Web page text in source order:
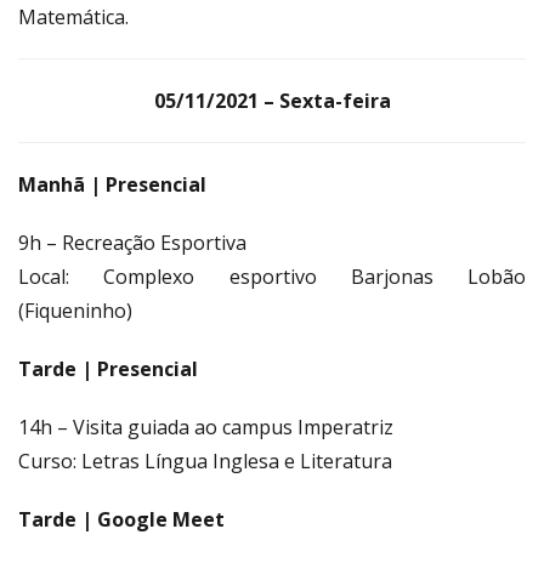
Matemática.
05/11/2021 – Sexta-feira
Manhã | Presencial
9h – Recreação Esportiva
Local: Complexo esportivo Barjonas Lobão
(Fiqueninho)
Tarde | Presencial
14h – Visita guiada ao campus Imperatriz
Curso: Letras Língua Inglesa e Literatura
Tarde | Google Meet